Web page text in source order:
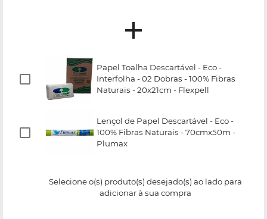
Papel Toalha Descartável - Eco -
Interfolha - 02 Dobras - 100% Fibras
Naturais - 20x21cm - Flexpell
Lençol de Papel Descartável - Eco -
100% Fibras Naturais - 70cmx50m -
Plumax
Selecione o(s) produto(s) desejado(s) ao lado para
adicionar à sua compra